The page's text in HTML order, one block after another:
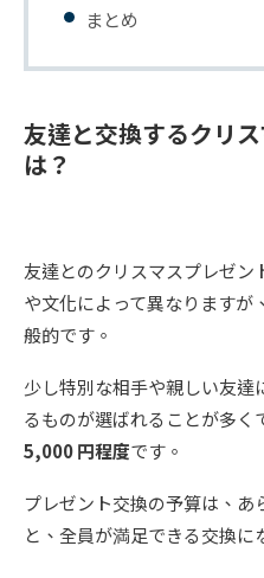
まとめ
友達と交換するクリ
は？
友達とのクリスマスプレゼン
や文化によって異なりますが、
般的です。
少し特別な相手や親しい友
るものが選ばれることが多く
5,000 円程度です。
プレゼント交換の予算は、あ
と、全員が満足できる交換に